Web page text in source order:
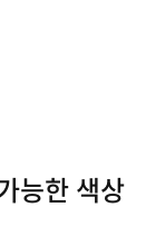
능한 색상